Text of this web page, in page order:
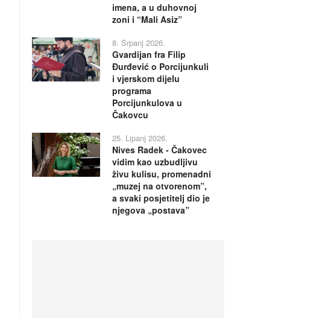
imena, a u duhovnoj
zoni i “Mali Asiz”
8. Srpanj 2026.
Gvardijan fra Filip
Đurđević o Porcijunkuli
i vjerskom dijelu
programa
Porcijunkulova u
Čakovcu
25. Lipanj 2026.
Nives Radek - Čakovec
vidim kao uzbudljivu
živu kulisu, promenadni
„muzej na otvorenom”,
a svaki posjetitelj dio je
njegova „postava”